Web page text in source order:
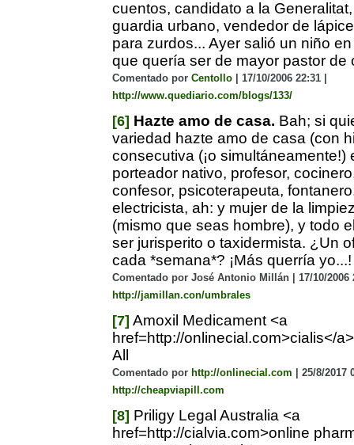
cuentos, candidato a la
guardia urbano, vendedor de
para zurdos... Ayer salió un niño
que quería ser de mayor pastor de
Comentado por Centollo | 17/10/2006 22:31 |
http://www.quediario.com/blogs/133/
[6] Hazte amo de casa. Bah; si
variedad hazte amo de casa (con
consecutiva (¡o simultáneamente!)
porteador nativo, profesor,
confesor, psicoterapeuta,
electricista, ah: y mujer de la
(mismo que seas hombre), y todo
ser jurisperito o taxidermista. ¿Un
cada *semana*? ¡Más querría yo...!
Comentado por José Antonio Millán | 17/10/2006
http://jamillan.con/umbrales
[7] Amoxil Medicament <a
href=http://onlinecial.com>cialis</
All
Comentado por http://onlinecial.com | 25/8/2017
http://cheapviapill.com
[8] Priligy Legal Australia <a
href=http://cialvia.com>online